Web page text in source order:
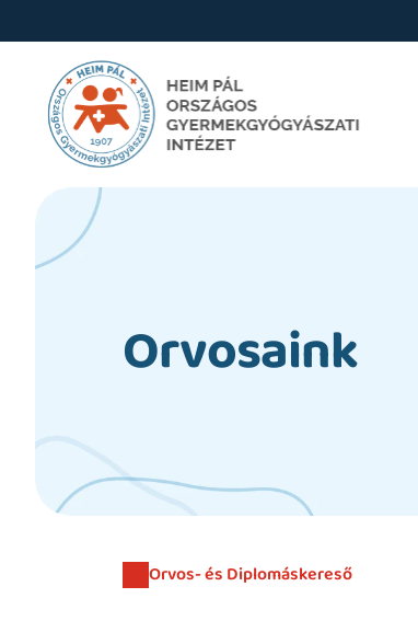
Orvosaink
Orvos- és Diplomáskereső